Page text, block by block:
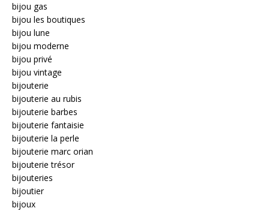
bijou gas
bijou les boutiques
bijou lune
bijou moderne
bijou privé
bijou vintage
bijouterie
bijouterie au rubis
bijouterie barbes
bijouterie fantaisie
bijouterie la perle
bijouterie marc orian
bijouterie trésor
bijouteries
bijoutier
bijoux